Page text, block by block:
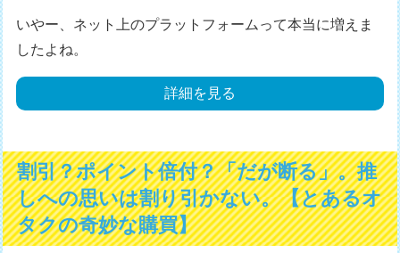
いやー、ネット上のプラットフォームって本当に増えま
したよね。
詳細を見る
割引？ポイント倍付？「だが断る」。推
しへの思いは割り引かない。【とあるオ
タクの奇妙な購買】